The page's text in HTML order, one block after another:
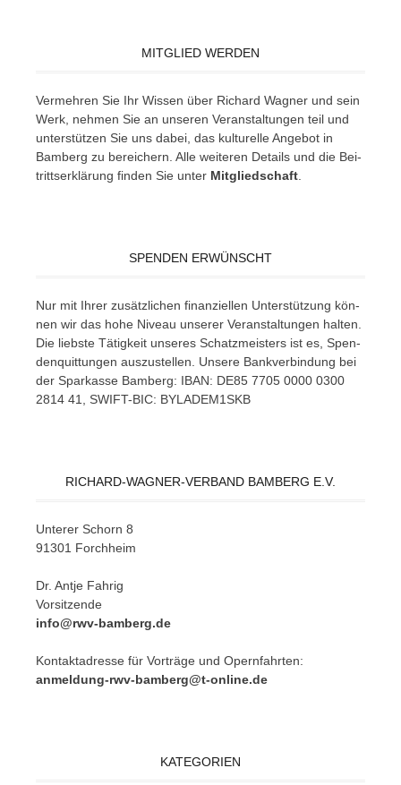
MITGLIED WERDEN
Ver­meh­ren Sie Ihr Wis­sen über Ri­chard Wag­ner und sein
Werk, neh­men Sie an un­se­ren Ver­an­stal­tun­gen teil und
un­ter­stüt­zen Sie uns da­bei, das kul­tu­rel­le An­ge­bot in
Bam­berg zu be­rei­chern. Alle wei­te­ren De­tails und die Bei­
tritts­er­klä­rung fin­den Sie un­ter Mit­glied­schaft
SPENDEN ERWÜNSCHT
Nur mit Ih­rer zu­sätz­li­chen fi­nan­zi­el­len Un­ter­stüt­zung kön­
nen wir das hohe Ni­veau un­se­rer Ver­an­stal­tun­gen hal­ten.
Die liebs­te Tä­tig­keit un­se­res Schatz­meis­ters ist es, Spen­
den­quit­tun­gen aus­zu­stel­len. Un­se­re Bank­ver­bin­dung bei
der Spar­kas­se Bam­berg: IBAN: DE85 7705 0000 0300
2814 41, SWIFT-BIC: BYLADEM1SKB
RICHARD-WAGNER-VERBAND BAMBERG E.V.
Un­te­rer Schorn 8
91301 Forchheim
Dr. Ant­je Fahrig
Vorsitzende
info@rwv-bamberg.de
Kon­takt­adres­se für Vor­trä­ge und Opern­fahr­ten:
anmeldung-rwv-bamberg@t-online.de
KATEGORIEN